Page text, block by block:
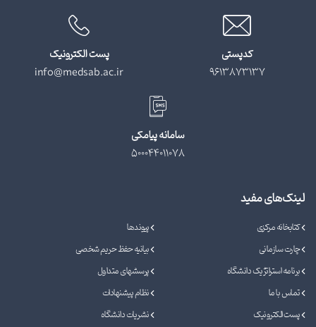
کدپستی
9613873137
پست الکترونیک
info@medsab.ac.ir
سامانه پیامکی
500044011078
لینک‌های مفید
کتابخانه مرکزی
پیوندها
چارت سازمانی
بیانیه حفظ حریم شخصی
برنامه استراتژیک دانشگاه
پرسشهای متداول
تماس با ما
نظام پیشنهادات
پست الکترونیک
نشریات دانشگاه